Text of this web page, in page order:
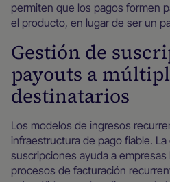
permiten que los pagos formen
el producto, en lugar de ser un
Gestión de
payouts a
destinatarios
Los modelos de ingresos
infraestructura de pago fiable.
suscripciones ayuda a
procesos de facturación